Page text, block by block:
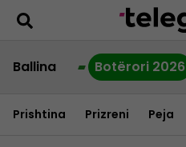
Ballina Botërori 2026
Prishtina Prizreni Peja